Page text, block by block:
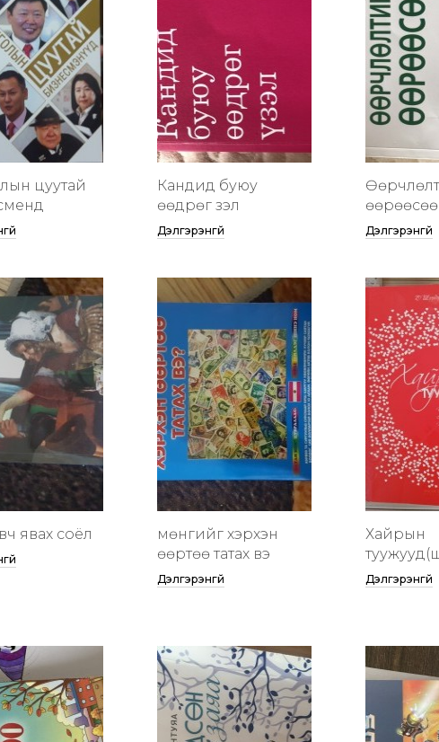
цуутай
Кандид буюу
өөдрөг үзэл
Дэлгэрэнгүй
өөрөөсөө
Дэлгэрэнгүй
явах соёл
мөнгийг хэрхэн
өөртөө татах вэ
Дэлгэрэнгүй
Хайрын
Дэлгэрэнгүй